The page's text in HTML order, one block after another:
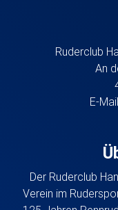
Ruderclub
An
E-
Der Ruderclub
Verein im